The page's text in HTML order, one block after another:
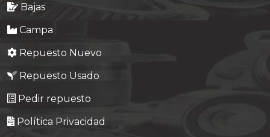
Bajas
Campa
Repuesto Nuevo
Repuesto Usado
Pedir repuesto
Política Privacidad